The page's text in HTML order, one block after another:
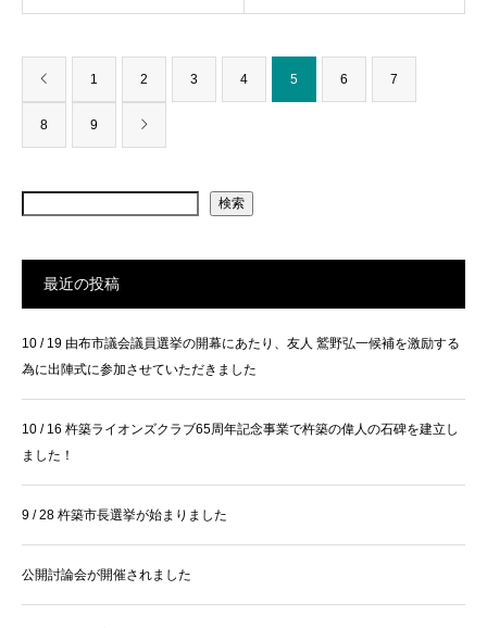
1 2 3 4 5 6 7
8 9
検索
最近の投稿
10 / 19 由布市議会議員選挙の開幕にあたり、友人 鷲野弘一候補を激励する
為に出陣式に参加させていただきました
10 / 16 杵築ライオンズクラブ65周年記念事業で杵築の偉人の石碑を建立し
ました！
9 / 28 杵築市長選挙が始まりました
公開討論会が開催されました